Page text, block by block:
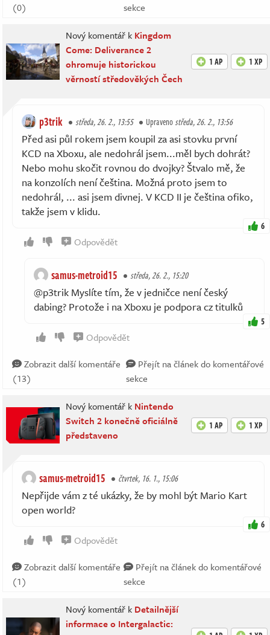
(0)
sekce
Nový komentář k Kingdom
Come: Deliverance 2
ohromuje historickou
věrností středověkých Čech
1 AP 1 XP
p3trik středa, 26. 2., 13:55 Upravenostředa, 26. 2., 13:56
Před asi půl rokem jsem koupil za asi stovku první
KCD na Xboxu, ale nedohrál jsem...měl bych dohrát?
Nebo mohu skočit rovnou do dvojky? Štvalo mě, že
na konzolích není čeština. Možná proto jsem to
nedohrál, ... asi jsem divnej. V KCD II je čeština ofiko,
takže jsem v klidu.
6
Odpovědět
samus-metroid15 středa, 26. 2., 15:20
@p3trik Myslíte tím, že v jedničce není český
dabing? Protože i na Xboxu je podpora cz titulků
5
Odpovědět
Zobrazit další komentáře
(13)
Přejít na článek do komentářové
sekce
Nový komentář k Nintendo
Switch 2 konečně oficiálně
představeno
1 AP 1 XP
samus-metroid15 čtvrtek, 16. 1., 15:06
Nepřijde vám z té ukázky, že by mohl být Mario Kart
open world?
6
Odpovědět
Zobrazit další komentáře
(1)
Přejít na článek do komentářové
sekce
Nový komentář k Detailnější
informace o Intergalactic: